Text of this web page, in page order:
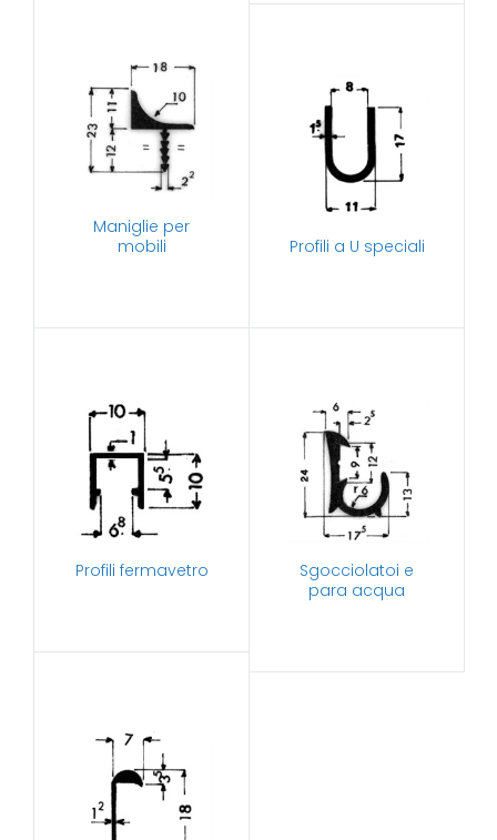
Maniglie per
mobili
Profili a U speciali
Profili fermavetro
Sgocciolatoi e
para acqua